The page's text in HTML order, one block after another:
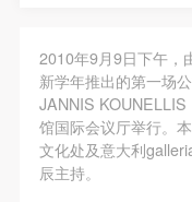
2010年9月9日下午，
新学年推出的第一场
JANNIS KOUNELLIS
馆国际会议厅举行。
文化处及意大利
辰主持。
果（如参与工作坊
作发表、出版。中
它数字媒体形式公
源总库》《中央美
术馆资料库》等相
果（如参与工作坊
作发表、出版。中
它数字媒体形式公
源总库》《中央美
术馆资料库》等相
果（如参与工作坊
作发表、出版。中
它数字媒体形式公
源总库》《中央美
术馆资料库》等相